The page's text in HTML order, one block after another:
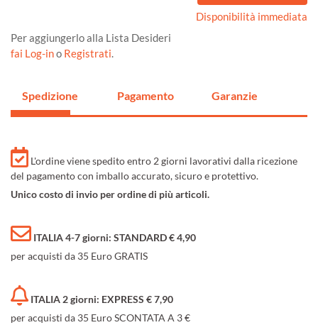
Disponibilità immediata
Per aggiungerlo alla Lista Desideri
fai Log-ino Registrati.
Spedizione Pagamento Garanzie
L'ordine viene spedito entro 2 giorni lavorativi dalla ricezione
del pagamento con imballo accurato, sicuro e protettivo.
Unico costo di invio per ordine di più articoli.
ITALIA 4-7 giorni: STANDARD € 4,90
per acquisti da 35 Euro GRATIS
ITALIA 2 giorni: EXPRESS € 7,90
per acquisti da 35 Euro SCONTATA A 3 €